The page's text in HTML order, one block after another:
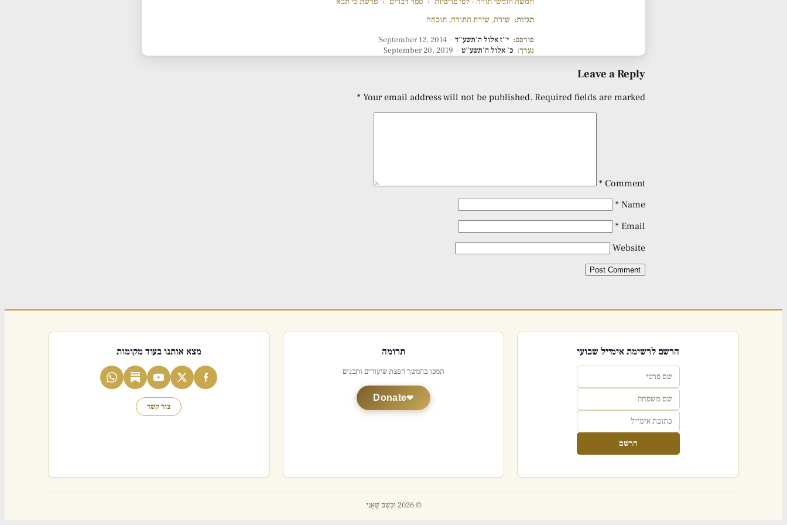
תגיות: שירה, שירת התורה, תוכחה
פורסם: י"ז אלול ה'תשע"ד ·
September 12, 2014
נערך: כ' אלול ה'תשע"ט ·
September 20, 2019
Leave a Reply
Your email address will not be published. Required fields are marked
*
Comment
*
Name
*
Email
*
Website
הרשם לרשימת אימייל שבועי
הרשם
תרומה
תמכו בהמשך הפצת שיעורים ותכנים
Donate
מצא אותנו בעוד מקומות
צור קשר
© 2026 וּכְשֵׁם שֶׁאֲנִי